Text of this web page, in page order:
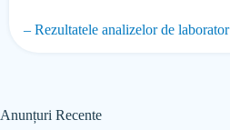
– Rezultatele analizelor de laborator
Anunțuri Recente